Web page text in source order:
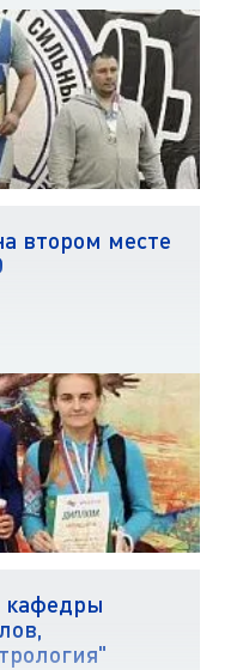
втором месте
кафедры